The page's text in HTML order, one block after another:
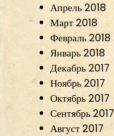
Апрель 2018
Март 2018
Февраль 2018
Январь 2018
Декабрь 2017
Ноябрь 2017
Октябрь 2017
Сентябрь 2017
Август 2017